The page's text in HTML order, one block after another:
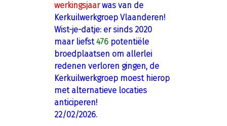
werkingsjaarwas van de
Kerkuilwerkgroep Vlaanderen!
Wist-je-datje: er sinds 2020
maar liefst476 potentiële
broedplaatsen om allerlei
redenen verloren gingen, de
Kerkuilwerkgroep moest hierop
met alternatieve locaties
anticiperen!
22/02/2026.